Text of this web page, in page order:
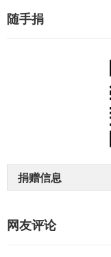
随手捐
捐赠信息
网友评论